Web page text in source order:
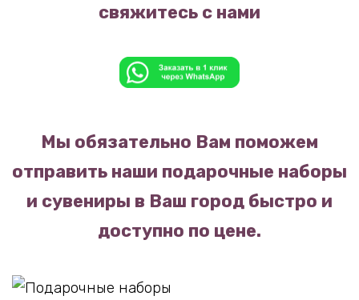
свяжитесь с нами
Мы обязательно Вам поможем
отправить наши подарочные наборы
и сувениры в Ваш город быстро и
доступно по цене.